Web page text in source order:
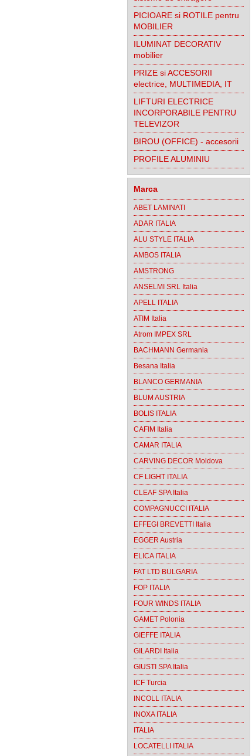
PICIOARE si ROTILE pentru
MOBILIER
ILUMINAT DECORATIV
mobilier
PRIZE si ACCESORII
electrice, MULTIMEDIA, IT
LIFTURI ELECTRICE
INCORPORABILE PENTRU
TELEVIZOR
BIROU (OFFICE) - accesorii
PROFILE ALUMINIU
Marca
ABET LAMINATI
ADAR ITALIA
ALU STYLE ITALIA
AMBOS ITALIA
AMSTRONG
ANSELMI SRL Italia
APELL ITALIA
ATIM Italia
Atrom IMPEX SRL
BACHMANN Germania
Besana Italia
BLANCO GERMANIA
BLUM AUSTRIA
BOLIS ITALIA
CAFIM Italia
CAMAR ITALIA
CARVING DECOR Moldova
CF LIGHT ITALIA
CLEAF SPA Italia
COMPAGNUCCI ITALIA
EFFEGI BREVETTI Italia
EGGER Austria
ELICA ITALIA
FAT LTD BULGARIA
FOP ITALIA
FOUR WINDS ITALIA
GAMET Polonia
GIEFFE ITALIA
GILARDI Italia
GIUSTI SPA Italia
ICF Turcia
INCOLL ITALIA
INOXA ITALIA
ITALIA
LOCATELLI ITALIA